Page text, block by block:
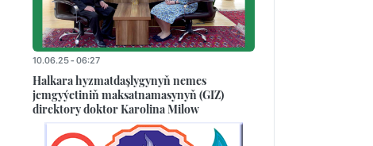
10.06.25 - 06:27
Halkara hyzmatdaşlygynyň nemes
jemgyýetiniň maksatnamasynyň (GIZ)
direktory doktor Karolina Milow